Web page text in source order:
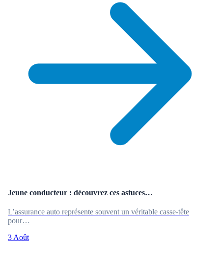
Jeune conducteur : découvrez ces astuces…
L’assurance auto représente souvent un véritable casse-tête
pour…
3 Août